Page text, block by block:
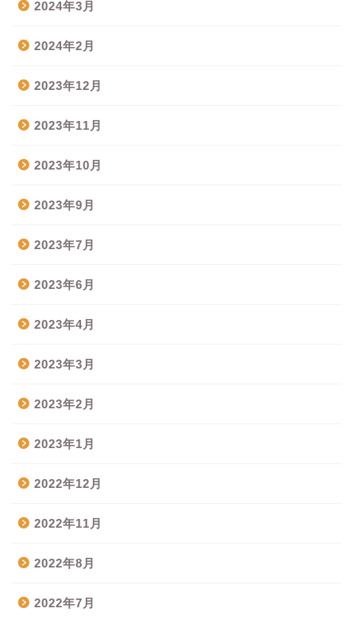
2024年3月
2024年2月
2023年12月
2023年11月
2023年10月
2023年9月
2023年7月
2023年6月
2023年4月
2023年3月
2023年2月
2023年1月
2022年12月
2022年11月
2022年8月
2022年7月